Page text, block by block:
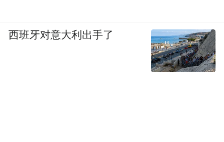
西班牙对意大利出手了